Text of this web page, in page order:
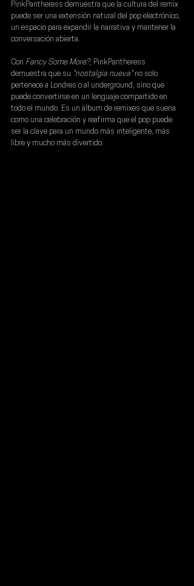
PinkPantheress demuestra que la cultura del remix
puede ser una extensión natural del pop electrónico,
un espacio para expandir la narrativa y mantener la
conversación abierta.
Con Fancy Some More?, PinkPantheress
demuestra que su "nostalgia nueva" no solo
pertenece a Londres o al underground, sino que
puede convertirse en un lenguaje compartido en
todo el mundo. Es un álbum de remixes que suena
como una celebración y reafirma que el pop puede
ser la clave para un mundo más inteligente, más
libre y mucho más divertido.